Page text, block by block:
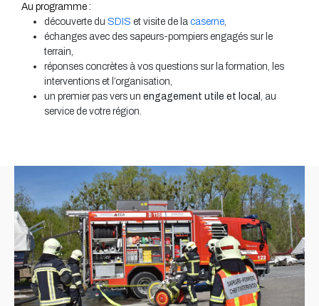
Au programme :
découverte du SDIS et visite de la caserne,
échanges avec des sapeurs-pompiers engagés sur le
terrain,
réponses concrètes à vos questions sur la formation, les
interventions et l’organisation,
un premier pas vers un engagement utile et local , au
service de votre région.